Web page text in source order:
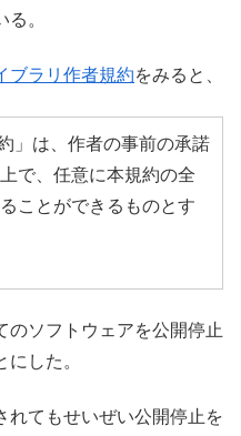
。
ブラリ作者規約をみると、
」は、作者の事前の承諾
で、任意に本規約の全
ことができるものとす
のソフトウェアを公開停止
した。
れてもせいぜい公開停止を